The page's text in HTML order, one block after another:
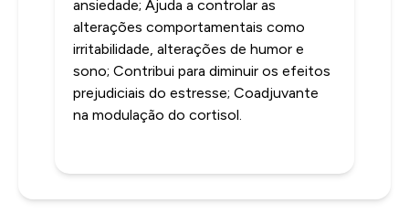
ansiedade; Ajuda a controlar as
alterações comportamentais como
irritabilidade, alterações de humor e
sono; Contribui para diminuir os efeitos
prejudiciais do estresse; Coadjuvante
na modulação do cortisol.